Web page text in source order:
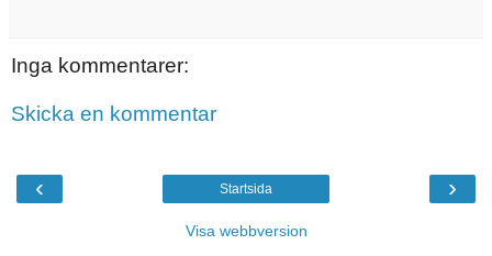
Inga kommentarer:
Skicka en kommentar
‹ ›
Startsida
Visa webbversion